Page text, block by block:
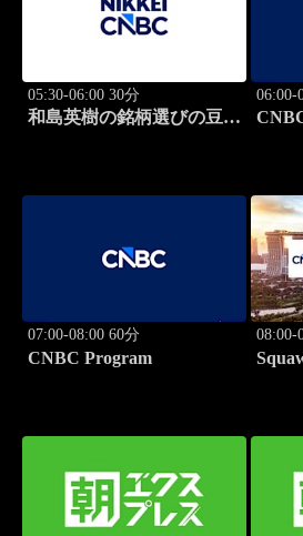
05:30-06:00 30分
和島英樹の銘柄選びの豆知
06:00-
07:00-08:00 60分
CNBC Program
08:00-